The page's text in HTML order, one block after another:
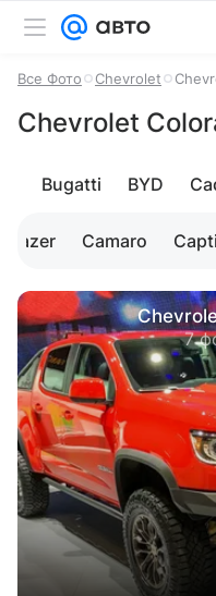
Все Фото Chevrolet
Chevrolet
Bugatti BYD
Blazer Camaro
7